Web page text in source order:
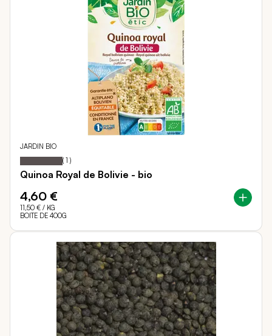
JARDIN BIO
Notation: 100
% of
( 1 )
Quinoa Royal de Bolivie - bio
4,60 €
11,50 € / KG
BOITE DE 400G